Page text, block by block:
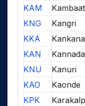
KAM
KNG
Kangri
KKA
KAN
Kannada
KNU
Kanuri
KAO
Kaonde
KPK